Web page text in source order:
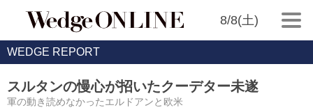
8/8(土)
WEDGE REPORT
スルタンの慢心が招いたクーデター未遂
軍の動き読めなかったエルドアンと欧米